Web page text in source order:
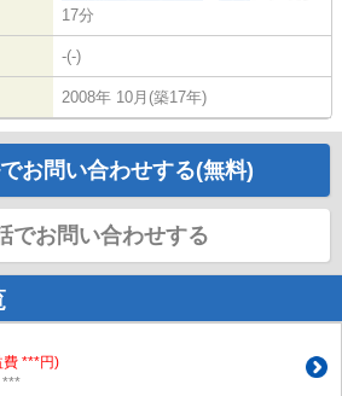
17分
-(-)
2008年 10月(築17年)
お問い合わせする(無料)
でお問い合わせする
費 ***円)
***